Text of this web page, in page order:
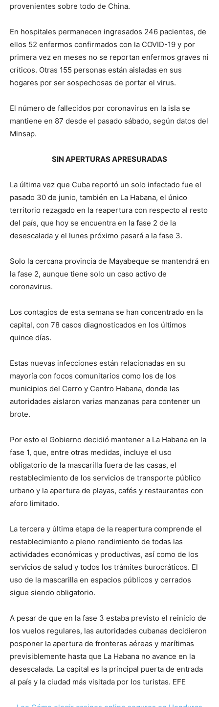
provenientes sobre todo de China.
En hospitales permanecen ingresados 246 pacientes, de
ellos 52 enfermos confirmados con la COVID-19 y por
primera vez en meses no se reportan enfermos graves ni
críticos. Otras 155 personas están aisladas en sus
hogares por ser sospechosas de portar el virus.
El número de fallecidos por coronavirus en la isla se
mantiene en 87 desde el pasado sábado, según datos del
Minsap.
SIN APERTURAS APRESURADAS
La última vez que Cuba reportó un solo infectado fue el
pasado 30 de junio, también en La Habana, el único
territorio rezagado en la reapertura con respecto al resto
del país, que hoy se encuentra en la fase 2 de la
desescalada y el lunes próximo pasará a la fase 3.
Solo la cercana provincia de Mayabeque se mantendrá en
la fase 2, aunque tiene solo un caso activo de
coronavirus.
Los contagios de esta semana se han concentrado en la
capital, con 78 casos diagnosticados en los últimos
quince días.
Estas nuevas infecciones están relacionadas en su
mayoría con focos comunitarios como los de los
municipios del Cerro y Centro Habana, donde las
autoridades aislaron varias manzanas para contener un
brote.
Por esto el Gobierno decidió mantener a La Habana en la
fase 1, que, entre otras medidas, incluye el uso
obligatorio de la mascarilla fuera de las casas, el
restablecimiento de los servicios de transporte público
urbano y la apertura de playas, cafés y restaurantes con
aforo limitado.
La tercera y última etapa de la reapertura comprende el
restablecimiento a pleno rendimiento de todas las
actividades económicas y productivas, así como de los
servicios de salud y todos los trámites burocráticos. El
uso de la mascarilla en espacios públicos y cerrados
sigue siendo obligatorio.
A pesar de que en la fase 3 estaba previsto el reinicio de
los vuelos regulares, las autoridades cubanas decidieron
posponer la apertura de fronteras aéreas y marítimas
previsiblemente hasta que La Habana no avance en la
desescalada. La capital es la principal puerta de entrada
al país y la ciudad más visitada por los turistas. EFE